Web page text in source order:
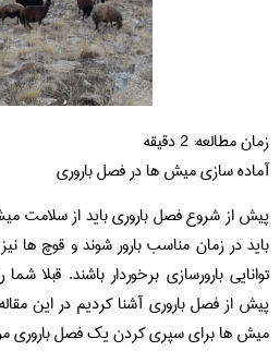
زمان مطالعه:2دقیقه
آماده سازی میش ها در فصل باروری
پیش از شروع فصل باروری باید از سلامت
باید در زمان مناسب بارور شوند و قوچ ها
توانایی بارورسازی برخوردار باشند. قبلا
پیش از فصل باروری آشنا کردیم در این
میش ها برای سپری کردن یک فصل باروری